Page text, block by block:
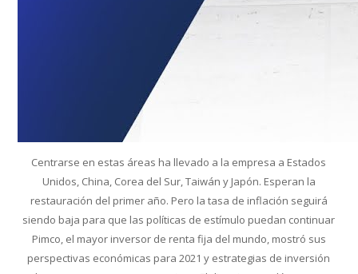
Centrarse en estas áreas ha llevado a la empresa a Estados
Unidos, China, Corea del Sur, Taiwán y Japón. Esperan la
restauración del primer año. Pero la tasa de inflación seguirá
siendo baja para que las políticas de estímulo puedan continuar
Pimco, el mayor inversor de renta fija del mundo, mostró sus
perspectivas económicas para 2021 y estrategias de inversión